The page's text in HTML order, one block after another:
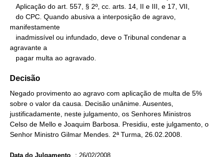
manifestamente
agravante a
   pagar multa ao agravado.
Decisão
Negado provimento ao agravo com aplicação de multa de 5%
sobre o valor da causa. Decisão unânime. Ausentes,
justificadamente, neste julgamento, os Senhores Ministros
Celso de Mello e Joaquim Barbosa. Presidiu, este julgamento, o
Senhor Ministro Gilmar Mendes. 2ª Turma, 26.02.2008.
Data do Julgamento : 26/02/2008